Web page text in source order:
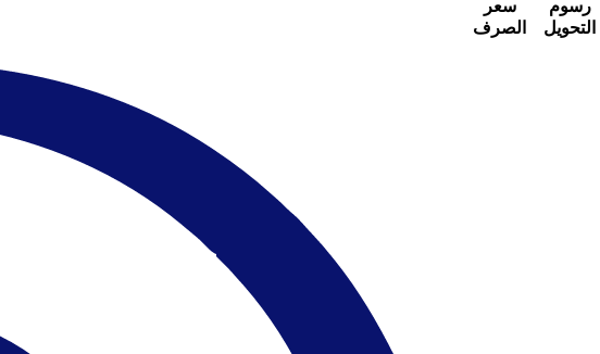
سعر
الصرف
رسوم
التحويل